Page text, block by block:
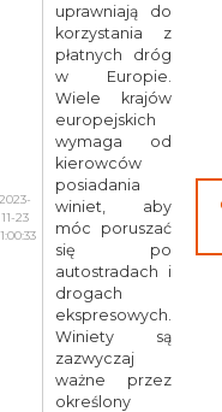
2023-
11-23
uprawniają do
korzystania z
płatnych dróg
w Europie.
Wiele krajów
europejskich
wymaga od
kierowców
posiadania
winiet, aby
móc poruszać
się po
autostradach i
drogach
ekspresowych.
Winiety są
zazwyczaj
ważne przez
określony